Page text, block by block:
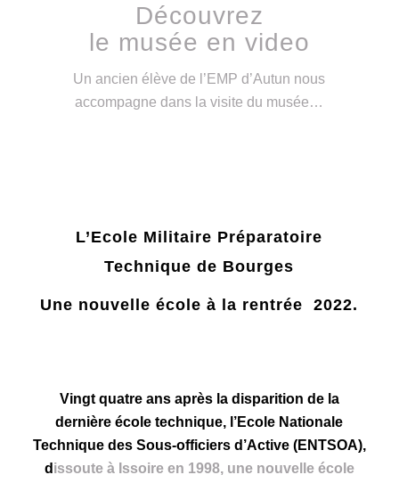
Découvrez
le musée en video
Un ancien élève de l’EMP d’Autun nous
accompagne dans la visite du musée…
L’Ecole Militaire Préparatoire
Technique de Bourges
Une nouvelle école à la rentrée 2022.
Vingt quatre ans après la disparition de la
dernière école technique, l’Ecole Nationale
Technique des Sous-officiers d’Active (ENTSOA),
d issoute à Issoire en 1998, une nouvelle école